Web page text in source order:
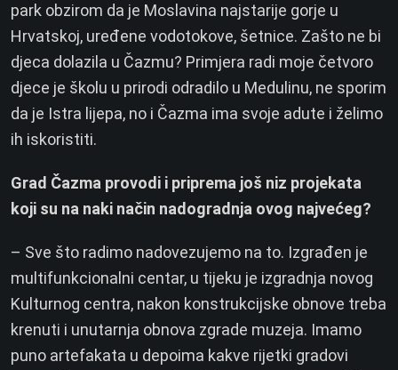
park obzirom da je Moslavina najstarije gorje u
Hrvatskoj, uređene vodotokove, šetnice. Zašto ne bi
djeca dolazila u Čazmu? Primjera radi moje četvoro
djece je školu u prirodi odradilo u Medulinu, ne sporim
da je Istra lijepa, no i Čazma ima svoje adute i želimo
ih iskoristiti.
Grad Čazma provodi i priprema još niz projekata
koji su na naki način nadogradnja ovog najvećeg?
– Sve što radimo nadovezujemo na to. Izgrađen je
multifunkcionalni centar, u tijeku je izgradnja novog
Kulturnog centra, nakon konstrukcijske obnove treba
krenuti i unutarnja obnova zgrade muzeja. Imamo
puno artefakata u depoima kakve rijetki gradovi